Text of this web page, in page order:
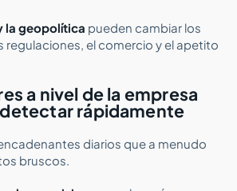
la geopolítica pueden cambiar los
regulaciones, el comercio y el apetito
a nivel de la empresa
rápidamente
diarios que a menudo
bruscos.